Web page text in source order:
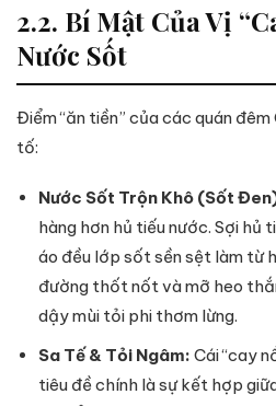
2.2. Bí Mật Của Vị
Nước Sốt
Điểm “ăn tiền” của các quán
tố:
Nước Sốt Trộn Khô (Sốt
hàng hơn hủ tiếu nước. Sợi hủ
áo đều lớp sốt sền sệt làm từ
đường thốt nốt và mỡ heo
dậy mùi tỏi phi thơm lừng.
Sa Tế & Tỏi Ngâm: Cái “cay
tiêu đề chính là sự kết hợp